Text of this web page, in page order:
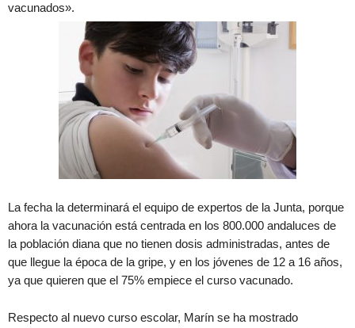
vacunados».
La fecha la determinará el equipo de expertos de la Junta, porque
ahora la vacunación está centrada en los 800.000 andaluces de
la población diana que no tienen dosis administradas, antes de
que llegue la época de la gripe, y en los jóvenes de 12 a 16 años,
ya que quieren que el 75% empiece el curso vacunado.
Respecto al nuevo curso escolar, Marín se ha mostrado